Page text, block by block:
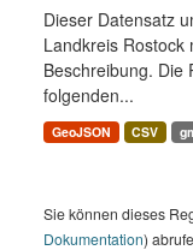
Dieser Datensatz
Landkreis Rostock
Beschreibung. Die
folgenden...
GeoJSON CSV
Sie können dieses
Dokumentation)